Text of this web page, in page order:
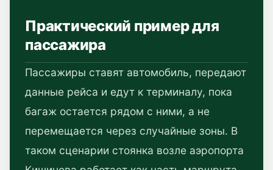
Практический пример для
пассажира
Пассажиры ставят автомобиль, передают
данные рейса и едут к терминалу, пока
багаж остается рядом с ними, а не
перемещается через случайные зоны. В
таком сценарии стоянка возле аэропорта